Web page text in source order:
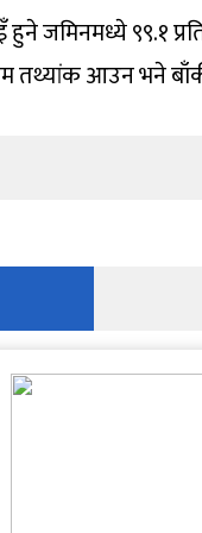
जमिनमध्ये ९९.१
तथ्यांक आउन भने